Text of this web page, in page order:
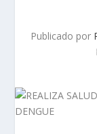
Publicado por